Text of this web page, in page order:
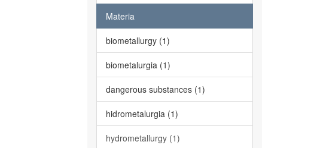
Materia
biometallurgy (1)
biometalurgia (1)
dangerous substances (1)
hidrometalurgia (1)
hydrometallurgy (1)